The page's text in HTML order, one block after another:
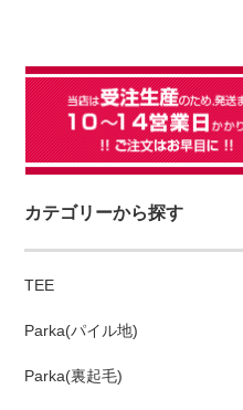
カテゴリーから探す
TEE
Parka(パイル地)
Parka(裏起毛)